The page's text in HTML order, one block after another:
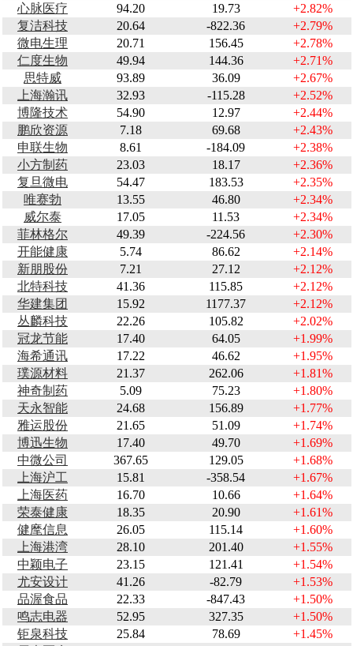
心脉医疗
94.20 19.73
+2.82%
复洁科技
20.64 -822.36
+2.79%
微电生理
20.71 156.45
+2.78%
仁度生物
49.94 144.36
+2.71%
思特威
93.89 36.09
+2.67%
上海瀚讯
32.93 -115.28
+2.52%
博隆技术
54.90 12.97
+2.44%
鹏欣资源
7.18 69.68
+2.43%
申联生物
8.61 -184.09
+2.38%
小方制药
23.03 18.17
+2.36%
复旦微电
54.47 183.53
+2.35%
唯赛勃
13.55 46.80
+2.34%
威尔泰
17.05 11.53
+2.34%
菲林格尔
49.39 -224.56
+2.30%
开能健康
5.74 86.62
+2.14%
新朋股份
7.21 27.12
+2.12%
北特科技
41.36 115.85
+2.12%
华建集团
15.92 1177.37
+2.12%
丛麟科技
22.26 105.82
+2.02%
冠龙节能
17.40 64.05
+1.99%
海希通讯
17.22 46.62
+1.95%
璞源材料
21.37 262.06
+1.81%
神奇制药
5.09 75.23
+1.80%
天永智能
24.68 156.89
+1.77%
雅运股份
21.65 51.09
+1.74%
博迅生物
17.40 49.70
+1.69%
中微公司
367.65 129.05
+1.68%
上海沪工
15.81 -358.54
+1.67%
上海医药
16.70 10.66
+1.64%
荣泰健康
18.35 20.90
+1.61%
健麾信息
26.05 115.14
+1.60%
上海港湾
28.10 201.40
+1.55%
中颖电子
23.15 121.41
+1.54%
尤安设计
41.26 -82.79
+1.53%
品渥食品
22.33 -847.43
+1.50%
鸣志电器
52.95 327.35
+1.50%
钜泉科技
25.84 78.69
+1.45%